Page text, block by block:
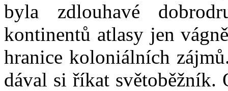
byla zdlouhavé
kontinentů atlasy jen
hranice koloniálních
dával si říkat světoběžník.